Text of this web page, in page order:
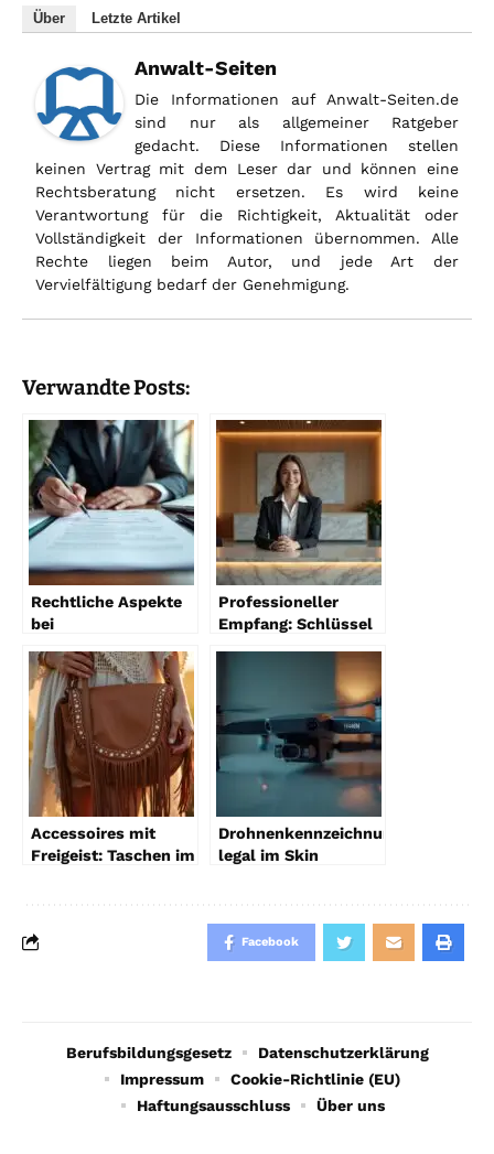
Über Letzte Artikel
Anwalt-Seiten
Die Informationen auf Anwalt-Seiten.de
sind nur als allgemeiner Ratgeber
gedacht. Diese Informationen stellen
keinen Vertrag mit dem Leser dar und können eine
Rechtsberatung nicht ersetzen. Es wird keine
Verantwortung für die Richtigkeit, Aktualität oder
Vollständigkeit der Informationen übernommen. Alle
Rechte liegen beim Autor, und jede Art der
Vervielfältigung bedarf der Genehmigung.
Verwandte Posts:
Rechtliche Aspekte
bei
2026
Professioneller
Empfang: Schlüssel
Accessoires mit
Freigeist: Taschen im
Drohnenkennzeichnung
legal im Skin
Facebook
Berufsbildungsgesetz
Datenschutzerklärung
Impressum
Cookie-Richtlinie (EU)
Haftungsausschluss
Über uns